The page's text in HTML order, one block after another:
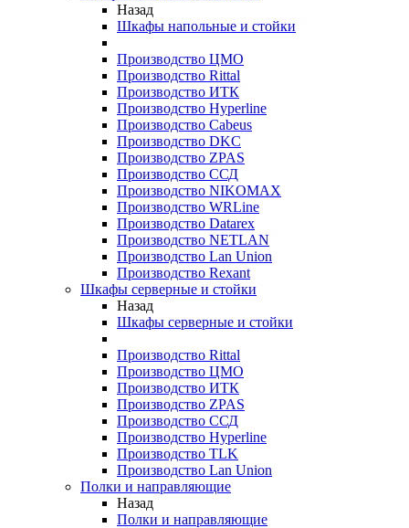
Назад
Шкафы напольные и стойки
Производство ЦМО
Производство Rittal
Производство ИТК
Производство Hyperline
Производство Cabeus
Производство DKC
Производство ZPAS
Производство ССД
Производство NIKOMAX
Производство WRLine
Производство Datarex
Производство NETLAN
Производство Lan Union
Производство Rexant
Шкафы серверные и стойки
Назад
Шкафы серверные и стойки
Производство Rittal
Производство ЦМО
Производство ИТК
Производство ZPAS
Производство ССД
Производство Hyperline
Производство TLK
Производство Lan Union
Полки и направляющие
Назад
Полки и направляющие